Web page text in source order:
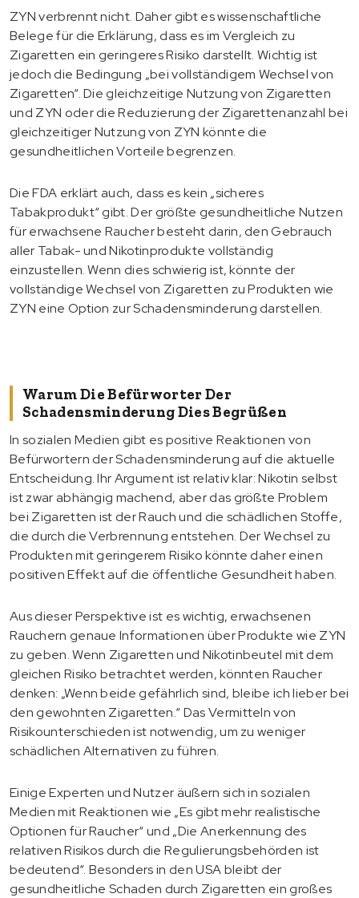
ZYN verbrennt nicht. Daher gibt es wissenschaftliche
Belege für die Erklärung, dass es im Vergleich zu
Zigaretten ein geringeres Risiko darstellt. Wichtig ist
jedoch die Bedingung „bei vollständigem Wechsel von
Zigaretten“. Die gleichzeitige Nutzung von Zigaretten
und ZYN oder die Reduzierung der Zigarettenanzahl bei
gleichzeitiger Nutzung von ZYN könnte die
gesundheitlichen Vorteile begrenzen.
Die FDA erklärt auch, dass es kein „sicheres
Tabakprodukt“ gibt. Der größte gesundheitliche Nutzen
für erwachsene Raucher besteht darin, den Gebrauch
aller Tabak- und Nikotinprodukte vollständig
einzustellen. Wenn dies schwierig ist, könnte der
vollständige Wechsel von Zigaretten zu Produkten wie
ZYN eine Option zur Schadensminderung darstellen.
Warum Die Befürworter Der
Schadensminderung Dies Begrüßen
In sozialen Medien gibt es positive Reaktionen von
Befürwortern der Schadensminderung auf die aktuelle
Entscheidung. Ihr Argument ist relativ klar: Nikotin selbst
ist zwar abhängig machend, aber das größte Problem
bei Zigaretten ist der Rauch und die schädlichen Stoffe,
die durch die Verbrennung entstehen. Der Wechsel zu
Produkten mit geringerem Risiko könnte daher einen
positiven Effekt auf die öffentliche Gesundheit haben.
Aus dieser Perspektive ist es wichtig, erwachsenen
Rauchern genaue Informationen über Produkte wie ZYN
zu geben. Wenn Zigaretten und Nikotinbeutel mit dem
gleichen Risiko betrachtet werden, könnten Raucher
denken: „Wenn beide gefährlich sind, bleibe ich lieber bei
den gewohnten Zigaretten.“ Das Vermitteln von
Risikounterschieden ist notwendig, um zu weniger
schädlichen Alternativen zu führen.
Einige Experten und Nutzer äußern sich in sozialen
Medien mit Reaktionen wie „Es gibt mehr realistische
Optionen für Raucher“ und „Die Anerkennung des
relativen Risikos durch die Regulierungsbehörden ist
bedeutend“. Besonders in den USA bleibt der
gesundheitliche Schaden durch Zigaretten ein großes